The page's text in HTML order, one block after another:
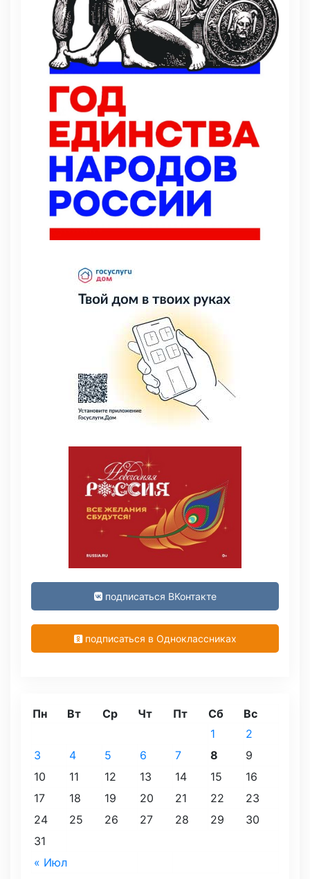
подписаться ВКонтакте
подписаться в Одноклассниках
Пн Вт Ср Чт Пт Сб Вс
« Июл
1
2
3
4 5 6 7 8
9
10
11 12 13 14 15
16
17
18 19 20 21 22
23
24
25 26 27 28 29
30
31